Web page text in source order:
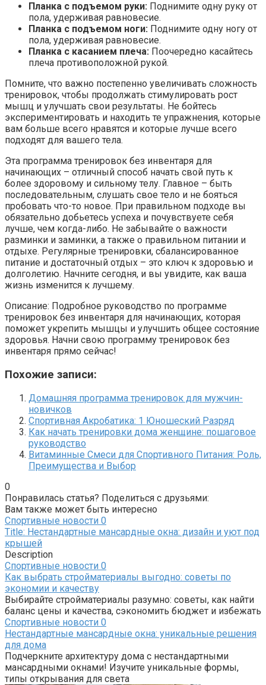
Планка с подъемом руки: Поднимите одну руку от
пола, удерживая равновесие.
Планка с подъемом ноги: Поднимите одну ногу от
пола, удерживая равновесие.
Планка с касанием плеча: Поочередно касайтесь
плеча противоположной рукой.
Помните, что важно постепенно увеличивать сложность
тренировок, чтобы продолжать стимулировать рост
мышц и улучшать свои результаты. Не бойтесь
экспериментировать и находить те упражнения, которые
вам больше всего нравятся и которые лучше всего
подходят для вашего тела.
Эта программа тренировок без инвентаря для
начинающих – отличный способ начать свой путь к
более здоровому и сильному телу. Главное – быть
последовательным, слушать свое тело и не бояться
пробовать что-то новое. При правильном подходе вы
обязательно добьетесь успеха и почувствуете себя
лучше, чем когда-либо. Не забывайте о важности
разминки и заминки, а также о правильном питании и
отдыхе. Регулярные тренировки, сбалансированное
питание и достаточный отдых – это ключ к здоровью и
долголетию. Начните сегодня, и вы увидите, как ваша
жизнь изменится к лучшему.
Описание: Подробное руководство по программе
тренировок без инвентаря для начинающих, которая
поможет укрепить мышцы и улучшить общее состояние
здоровья. Начни свою программу тренировок без
инвентаря прямо сейчас!
Похожие записи:
Домашняя программа тренировок для мужчин-
новичков
Спортивная Акробатика: 1 Юношеский Разряд
Как начать тренировки дома женщине: пошаговое
руководство
Витаминные Смеси для Спортивного Питания: Роль,
Преимущества и Выбор
0
Понравилась статья? Поделиться с друзьями:
Вам также может быть интересно
Спортивные новости 0
Title: Нестандартные мансардные окна: дизайн и уют под
крышей
Description
Спортивные новости 0
Как выбрать стройматериалы выгодно: советы по
экономии и качеству
Выбирайте стройматериалы разумно: советы, как найти
баланс цены и качества, сэкономить бюджет и избежать
Спортивные новости 0
Нестандартные мансардные окна: уникальные решения
для дома
Подчеркните архитектуру дома с нестандартными
мансардными окнами! Изучите уникальные формы,
типы открывания для света